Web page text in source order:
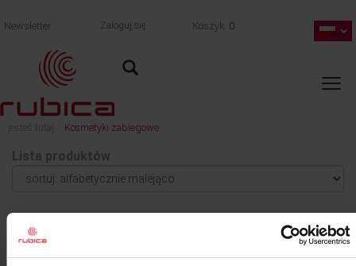
Newsletter Zaloguj się Koszyk 0
jesteś tutaj: Kosmetyki zabiegowe
Lista produktów